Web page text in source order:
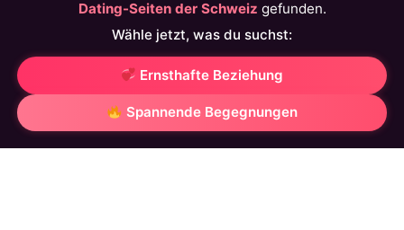
Dating-Seiten der Schweiz gefunden.
Wähle jetzt, was du suchst:
Ernsthafte Beziehung
Spannende Begegnungen